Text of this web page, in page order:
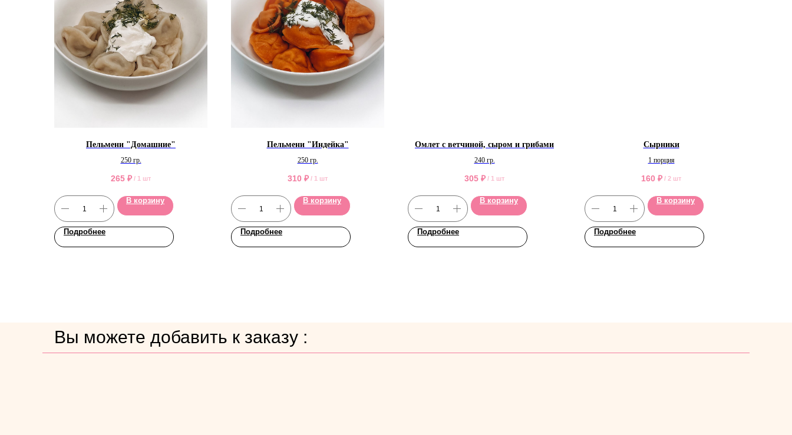
Пельмени "Домашние"
250 гр.
265 ₽ / 1 шт
В корзину
Подробнее
Пельмени "Индейка"
250 гр.
310 ₽ / 1 шт
В корзину
Подробнее
Омлет с ветчиной, сыром и грибами
240 гр.
305 ₽ / 1 шт
В корзину
Подробнее
Сырники
1 порция
160 ₽ / 2 шт
В корзину
Подробнее
Вы можете добавить к заказу :